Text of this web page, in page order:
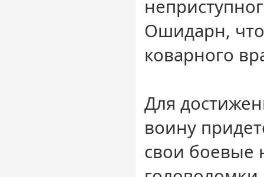
Ошидарн,
коварного
Для
воину
свои боевые